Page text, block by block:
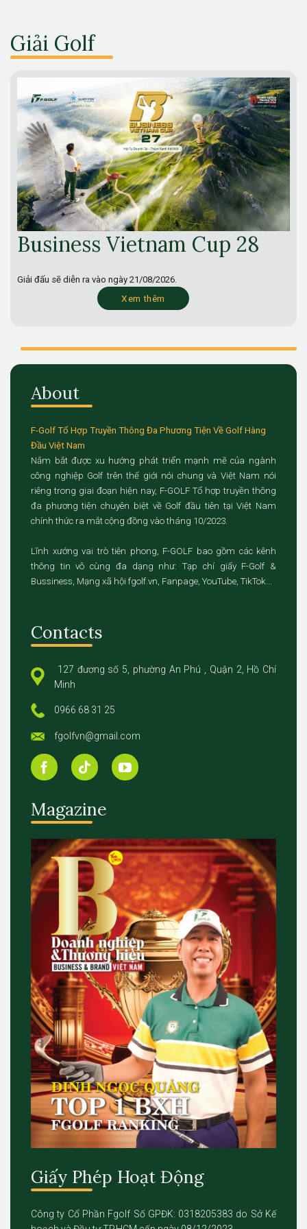
Giải Golf
Business Vietnam Cup 28
Giải đấu sẽ diễn ra vào ngày 21/08/2026.
Xem thêm
About
F-Golf Tổ Hợp Truyền Thông Đa Phương Tiện Về Golf Hàng
Đầu Việt Nam
Nắm bắt được xu hướng phát triển mạnh mẽ của ngành
công nghiệp Golf trên thế giới nói chung và Việt Nam nói
riêng trong giai đoạn hiện nay, F-GOLF Tổ hợp truyền thông
đa phương tiện chuyên biệt về Golf đầu tiên tại Việt Nam
chính thức ra mắt cộng đồng vào tháng 10/2023.
Lĩnh xướng vai trò tiên phong, F-GOLF bao gồm các kênh
thông tin vô cùng đa dạng như: Tạp chí giấy F-Golf &
Bussiness, Mạng xã hội fgolf.vn, Fanpage, YouTube, TikTok...
Contacts
127 đương số 5, phường An Phú , Quận 2, Hồ Chí
Minh
0966 68 31 25
fgolfvn@gmail.com
Magazine
Giấy Phép Hoạt Động
Công ty Cổ Phần Fgolf Số GPĐK: 0318205383 do Sở Kế